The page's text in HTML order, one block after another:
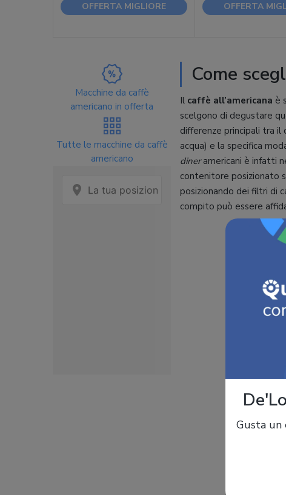
OFFERTA MIGLIORE OFFERTA
Come
Il caffè all’americana è
scelgono di degustare
differenze principali tra il
acqua) e la specifica
dineramericani è infatti
contenitore posizionato
posizionando dei filtri di
compito può essere
Macchine da caffè
americano in offerta
Tutte le macchine da caffè
americano
Gusta un